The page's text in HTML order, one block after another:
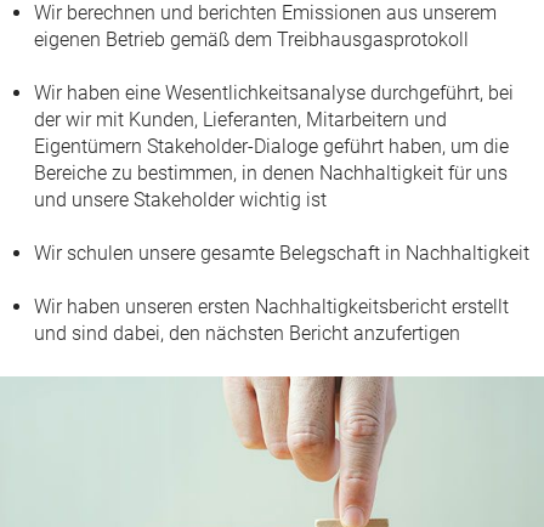
Wir berechnen und berichten Emissionen aus unserem
eigenen Betrieb gemäß dem Treibhausgasprotokoll
Wir haben eine Wesentlichkeitsanalyse durchgeführt, bei
der wir mit Kunden, Lieferanten, Mitarbeitern und
Eigentümern Stakeholder-Dialoge geführt haben, um die
Bereiche zu bestimmen, in denen Nachhaltigkeit für uns
und unsere Stakeholder wichtig ist
Wir schulen unsere gesamte Belegschaft in Nachhaltigkeit
Wir haben unseren ersten Nachhaltigkeitsbericht erstellt
und sind dabei, den nächsten Bericht anzufertigen